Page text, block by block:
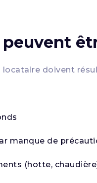
doivent
manque de
(hotte,